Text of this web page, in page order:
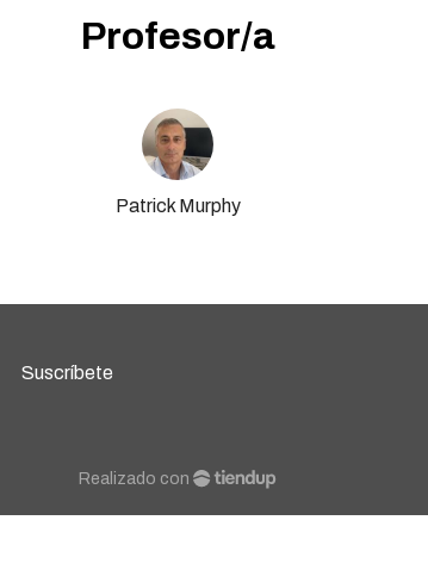
Profesor/a
Patrick Murphy
Suscríbete
Realizado con